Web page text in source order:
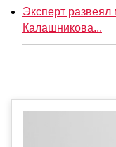
Эксперт
Калашникова...